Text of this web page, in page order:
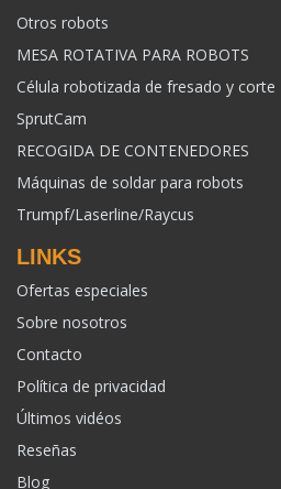
Otros robots
MESA ROTATIVA PARA ROBOTS
Célula robotizada de fresado y corte
SprutCam
RECOGIDA DE CONTENEDORES
Máquinas de soldar para robots
Trumpf/Laserline/Raycus
LINKS
Ofertas especiales
Sobre nosotros
Contacto
Política de privacidad
Últimos vidéos
Reseñas
Blog